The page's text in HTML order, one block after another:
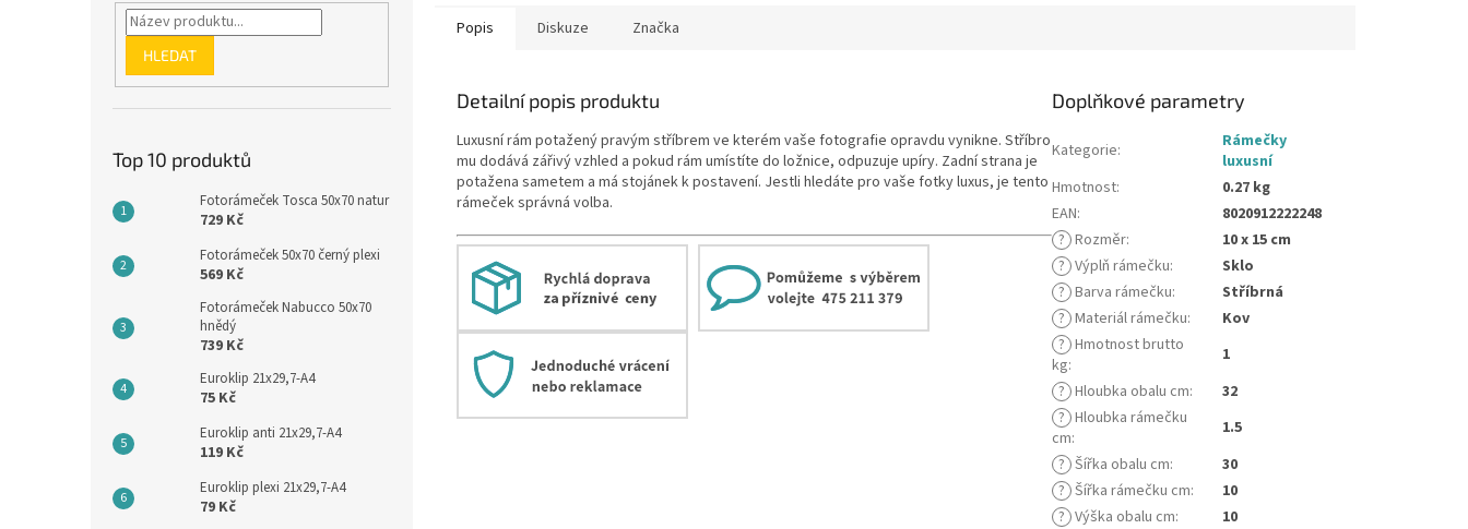
HLEDAT
Top 10 produktů
Fotorámeček Tosca 50x70 natur
729 Kč
Fotorámeček 50x70 černý plexi
569 Kč
Fotorámeček Nabucco 50x70
hnědý
739 Kč
Euroklip 21x29,7-A4
75 Kč
Euroklip anti 21x29,7-A4
119 Kč
Euroklip plexi 21x29,7-A4
79 Kč
Popis Diskuze Značka
Detailní popis produktu
Luxusní rám potažený pravým stříbrem ve kterém vaše fotografie opravdu vynikne. Stříbro
mu dodává zářivý vzhled a pokud rám umístíte do ložnice, odpuzuje upíry. Zadní strana je
potažena sametem a má stojánek k postavení. Jestli hledáte pro vaše fotky luxus, je tento
rámeček správná volba.
Doplňkové parametry
Kategorie:
Rámečky
luxusní
Hmotnost:
0.27 kg
EAN:
8020912222248
? Rozměr:
10 x 15 cm
? Výplň rámečku:
Sklo
? Barva rámečku:
Stříbrná
? Materiál rámečku:
Kov
? Hmotnost brutto
kg:
1
? Hloubka obalu cm:
32
? Hloubka rámečku
cm:
1.5
? Šířka obalu cm:
30
? Šířka rámečku cm:
10
? Výška obalu cm:
10